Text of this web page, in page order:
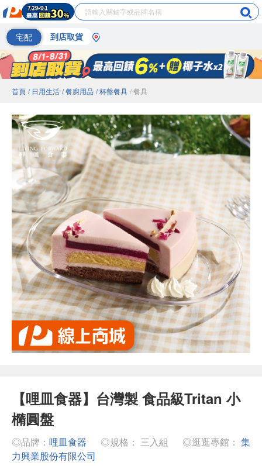
宅配 到店取貨
首頁 / 日用生活 / 餐廚用品 / 杯盤餐具 / 餐具
【哩皿食器】台灣製 食品級Tritan 小
橢圓盤
◎品牌： 哩皿食器 ◎規格： 三入組 ◎逛逛專館： 集
力興業股份有限公司